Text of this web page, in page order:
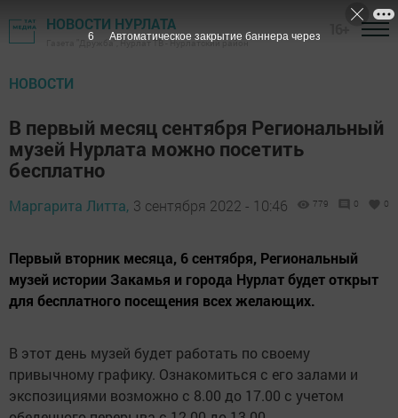
НОВОСТИ НУРЛАТА
Газета "Дружба", Нурлат ТВ - Нурлатский район
НОВОСТИ
В первый месяц сентября Региональный
музей Нурлата можно посетить
бесплатно
Маргарита Литта, 3 сентября 2022 - 10:46 779 0 0
Первый вторник месяца, 6 сентября, Региональный
музей истории Закамья и города Нурлат будет открыт
для бесплатного посещения всех желающих.
В этот день музей будет работать по своему
привычному графику. Ознакомиться с его залами и
экспозициями возможно с 8.00 до 17.00 с учетом
6 Автоматическое закрытие баннера через